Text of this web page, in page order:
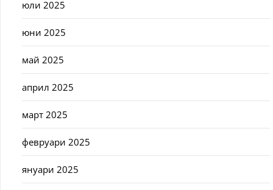
юли 2025
юни 2025
май 2025
април 2025
март 2025
февруари 2025
януари 2025